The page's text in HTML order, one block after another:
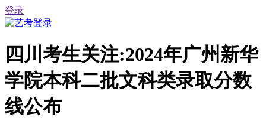
登录
四川考生关注:2024年广州新华
学院本科二批文科类录取分数
线公布